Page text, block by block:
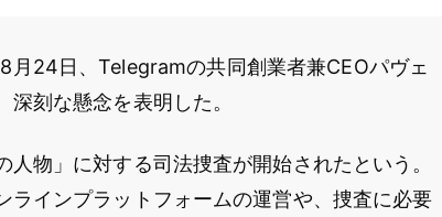
24日、Telegramの共同創業者兼CEOパヴェ
刻な懸念を表明した。
人物」に対する司法捜査が開始されたという。
インプラットフォームの運営や、捜査に必要